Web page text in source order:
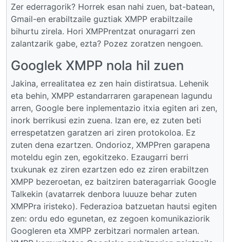
Zer ederragorik? Horrek esan nahi zuen, bat-batean,
Gmail-en erabiltzaile guztiak XMPP erabiltzaile
bihurtu zirela. Hori XMPPrentzat onuragarri zen
zalantzarik gabe, ezta? Pozez zoratzen nengoen.
Googlek XMPP nola hil zuen
Jakina, errealitatea ez zen hain distiratsua. Lehenik
eta behin, XMPP estandarraren garapenean lagundu
arren, Google bere inplementazio itxia egiten ari zen,
inork berrikusi ezin zuena. Izan ere, ez zuten beti
errespetatzen garatzen ari ziren protokoloa. Ez
zuten dena ezartzen. Ondorioz, XMPPren garapena
moteldu egin zen, egokitzeko. Ezaugarri berri
txukunak ez ziren ezartzen edo ez ziren erabiltzen
XMPP bezeroetan, ez baitziren bateragarriak Google
Talkekin (avatarrek denbora luuuze behar zuten
XMPPra iristeko). Federazioa batzuetan hautsi egiten
zen: ordu edo egunetan, ez zegoen komunikaziorik
Googleren eta XMPP zerbitzari normalen artean.